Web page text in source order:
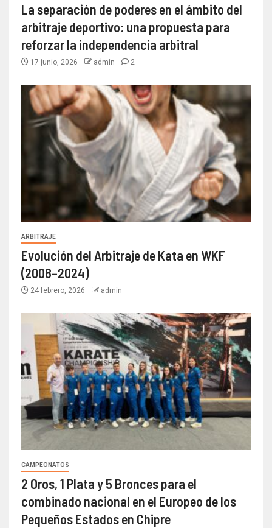
La separación de poderes en el ámbito del
arbitraje deportivo: una propuesta para
reforzar la independencia arbitral
17 junio, 2026 admin 2
ARBITRAJE
Evolución del Arbitraje de Kata en WKF
(2008–2024)
24 febrero, 2026 admin
CAMPEONATOS
2 Oros, 1 Plata y 5 Bronces para el
combinado nacional en el Europeo de los
Pequeños Estados en Chipre